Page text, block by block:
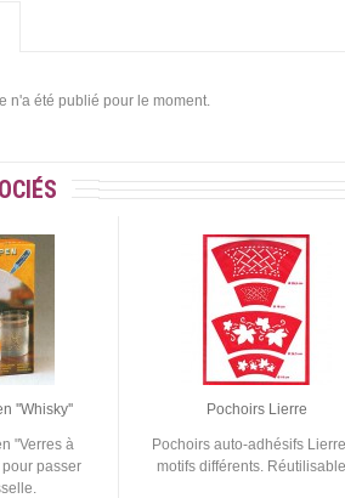
n'a été publié pour le moment.
''Whisky''
"Verres à
passer
Pochoirs Lierre
Pochoirs auto-adhésifs
motifs différents.